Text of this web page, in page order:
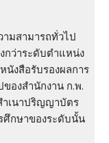
มสามารถทั่วไป
กว่าระดับตำแหน่ง
งสือรับรองผลการ
องสำนักงาน ก.พ.
ำเนาปริญญาบัตร
ศึกษาของระดับนั้น